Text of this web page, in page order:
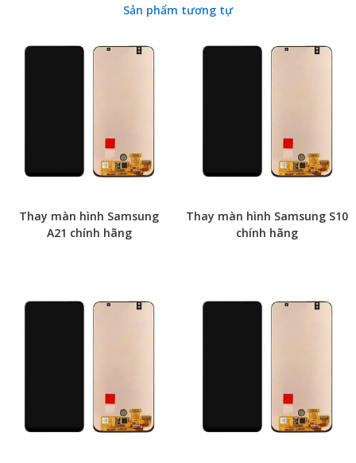
Sản phẩm tương tự
Thay màn hình Samsung
A21 chính hãng
Thay màn hình Samsung S10
chính hãng